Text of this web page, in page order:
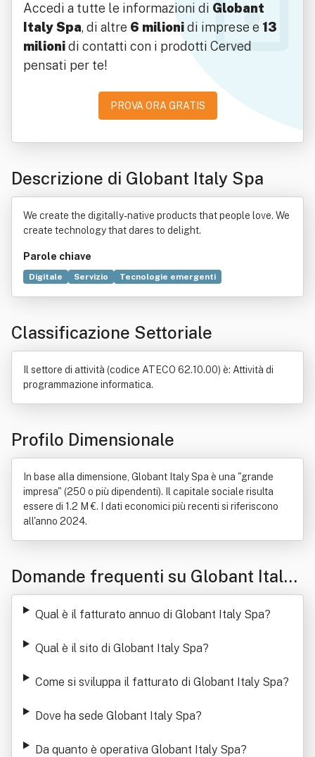
Accedi a tutte le informazioni di Globant
Italy Spa, di altre 6 milionidi imprese e 13
milionidi contatti con i prodotti Cerved
pensati per te!
PROVA ORA GRATIS
Descrizione di Globant Italy Spa
We create the digitally-native products that people love. We
create technology that dares to delight.
Parole chiave
Digitale Servizio
Tecnologie emergenti
Organizzazione
Computer
Progettazione
Diritto civile
Italia Mandato
Classificazione Settoriale
Il settore di attività (codice ATECO 62.10.00) è: Attività di
programmazione informatica.
Profilo Dimensionale
In base alla dimensione, Globant Italy Spa è una "grande
impresa" (250 o più dipendenti). Il capitale sociale risulta
essere di 1.2 M €. I dati economici più recenti si riferiscono
all'anno 2024.
Domande frequenti su Globant Italy
Spa
Qual è il fatturato annuo di Globant Italy Spa?
Qual è il sito di Globant Italy Spa?
Come si sviluppa il fatturato di Globant Italy Spa?
Dove ha sede Globant Italy Spa?
Da quanto è operativa Globant Italy Spa?